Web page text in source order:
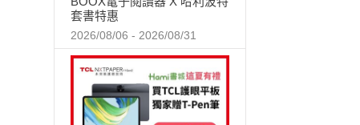
套書特惠
2026/08/06 - 2026/08/31